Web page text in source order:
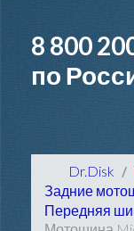
8 800
по
Dr.Disk
Задние
Передняя